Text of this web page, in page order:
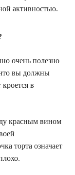
активностью.
очень полезно
что вы должны
в
красным вином
торта означает